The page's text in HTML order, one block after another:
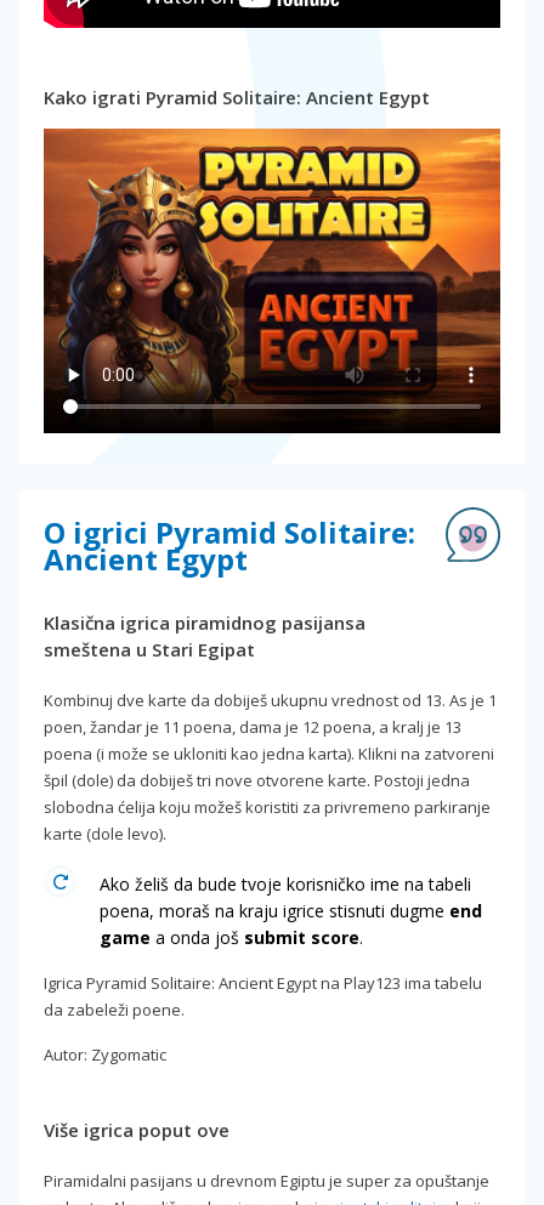
Kako igrati Pyramid Solitaire: Ancient Egypt
O igrici Pyramid Solitaire:
Ancient Egypt
Klasična igrica piramidnog pasijansa
smeštena u Stari Egipat
Kombinuj dve karte da dobiješ ukupnu vrednost od 13. As je 1
poen, žandar je 11 poena, dama je 12 poena, a kralj je 13
poena (i može se ukloniti kao jedna karta). Klikni na zatvoreni
špil (dole) da dobiješ tri nove otvorene karte. Postoji jedna
slobodna ćelija koju možeš koristiti za privremeno parkiranje
karte (dole levo).
Ako želiš da bude tvoje korisničko ime na tabeli
poena, moraš na kraju igrice stisnuti dugme end
game a onda još submit score.
Igrica Pyramid Solitaire: Ancient Egypt na Play123 ima tabelu
da zabeleži poene.
Autor: Zygomatic
Više igrica poput ove
Piramidalni pasijans u drevnom Egiptu je super za opuštanje